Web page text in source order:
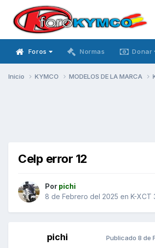
Foros Normas Donar
Inicio KYMCO MODELOS DE LA MARCA
Celp error 12
Por pichi
8 de Febrero del 2025 en K-XCT
pichi Publicado 8 de